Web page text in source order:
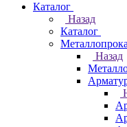
Каталог
Назад
Каталог
Назад